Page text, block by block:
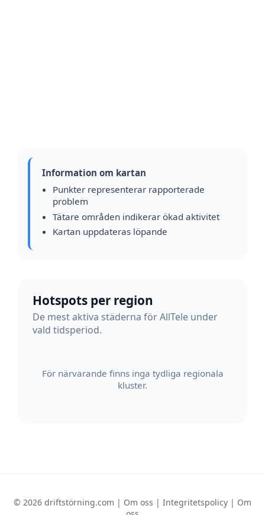
Information om kartan
Punkter representerar rapporterade
problem
Tätare områden indikerar ökad aktivitet
Kartan uppdateras löpande
Hotspots per region
De mest aktiva städerna för AllTele under
vald tidsperiod.
För närvarande finns inga tydliga regionala
kluster.
© 2026 driftstörning.com | Om oss | Integritetspolicy | Om